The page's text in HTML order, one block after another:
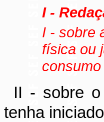
I -
I - sobre
física ou
II - sobre o
tenha